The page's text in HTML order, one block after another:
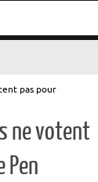
pas pour
ne votent
Pen